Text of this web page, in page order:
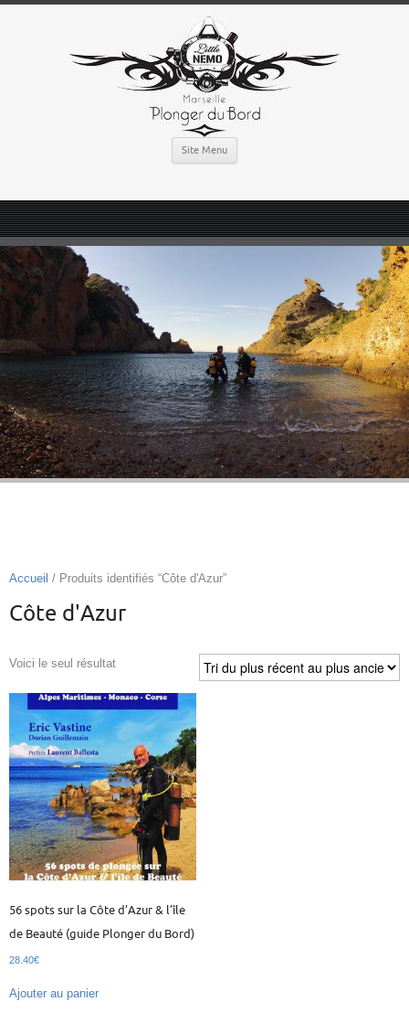
Site Menu
Accueil / Produits identifiés “Côte d'Azur”
Côte d'Azur
Voici le seul résultat
56 spots sur la Côte d’Azur & l’île
de Beauté (guide Plonger du Bord)
28.40€
Ajouter au panier